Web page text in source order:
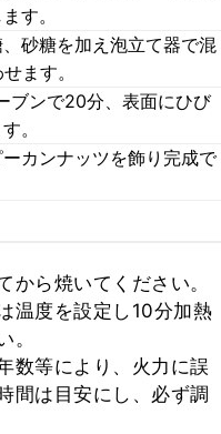
す。
砂糖を加え泡立て器で混
ます。
ンで20分、表面にひび
。
カンナッツを飾り完成で
から焼いてください。
温度を設定し10分加熱
。
数等により、火力に誤
間は目安にし、必ず調